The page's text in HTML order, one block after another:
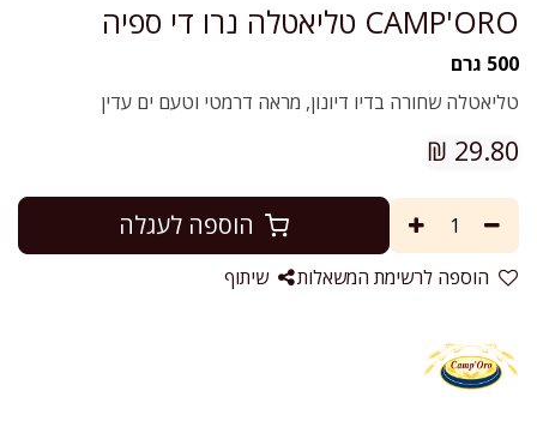
CAMP'ORO טליאטלה נרו די ספיה
500 גרם
טליאטלה שחורה בדיו דיונון, מראה דרמטי וטעם ים עדין
29.80
₪
הוספה לעגלה
הוספה לרשימת המשאלות שיתוף